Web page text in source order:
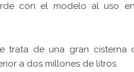
con el modelo al uso
trata de una gran
a dos millones de litros.